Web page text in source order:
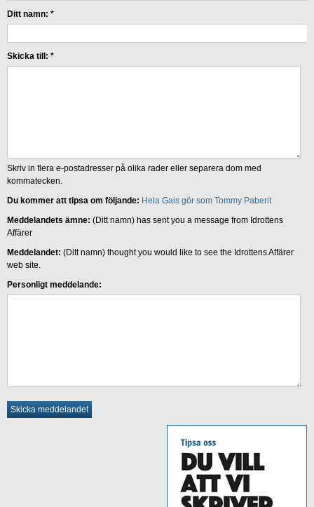
Ditt namn: *
Skicka till: *
Skriv in flera e-postadresser på olika rader eller separera dom med
kommatecken.
Du kommer att tipsa om följande: Hela Gais gör som Tommy Paberit
Meddelandets ämne: (Ditt namn) has sent you a message from Idrottens
Affärer
Meddelandet: (Ditt namn) thought you would like to see the Idrottens Affärer
web site.
Personligt meddelande: